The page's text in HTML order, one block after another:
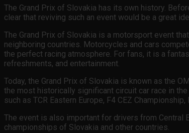
The Grand Prix of Slovakia has its own history.
clear that reviving such an event would be a great
The Grand Prix of Slovakia is a motorsport event
neighboring countries. Motorcycles and cars
the perfect racing atmosphere. For fans, it is a
refreshments, and entertainment.
Today, the Grand Prix of Slovakia is known as the
the most historically significant circuit car race in
such as TCR Eastern Europe, F4 CEZ
The event is also important for drivers from Central
championships of Slovakia and other countries.